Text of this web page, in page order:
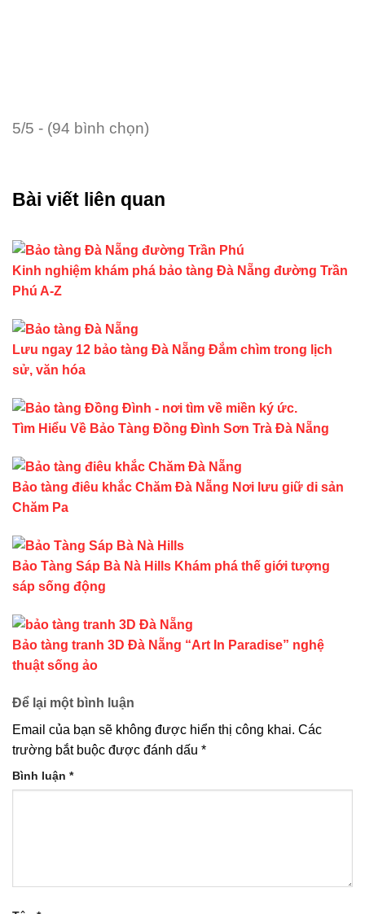
5/5 - (94 bình chọn)
Bài viết liên quan
Kinh nghiệm khám phá bảo tàng Đà Nẵng đường Trần
Phú A-Z
Lưu ngay 12 bảo tàng Đà Nẵng Đắm chìm trong lịch
sử, văn hóa
Tìm Hiểu Về Bảo Tàng Đồng Đình Sơn Trà Đà Nẵng
Bảo tàng điêu khắc Chăm Đà Nẵng Nơi lưu giữ di sản
Chăm Pa
Bảo Tàng Sáp Bà Nà Hills Khám phá thế giới tượng
sáp sống động
Bảo tàng tranh 3D Đà Nẵng “Art In Paradise” nghệ
thuật sống ảo
Để lại một bình luận
Email của bạn sẽ không được hiển thị công khai. Các
trường bắt buộc được đánh dấu *
Bình luận *